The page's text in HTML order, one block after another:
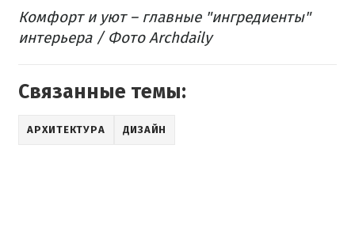
Комфорт и уют – главные "ингредиенты"
интерьера/ Фото Archdaily
Связанные темы:
АРХИТЕКТУРА ДИЗАЙН